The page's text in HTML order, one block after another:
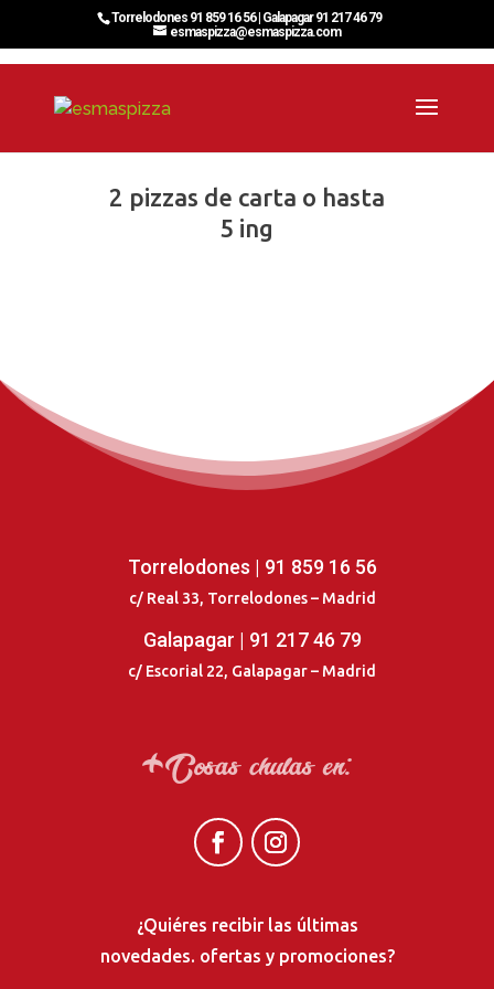
Torrelodones 91 859 16 56 | Galapagar 91 217 46 79
esmaspizza@esmaspizza.com
2 pizzas de carta o hasta
5 ing
Torrelodones | 91 859 16 56
c/ Real 33, Torrelodones – Madrid
Galapagar | 91 217 46 79
c/ Escorial 22, Galapagar – Madrid
+Cosas chulas en:
¿Quiéres recibir las últimas
novedades. ofertas y promociones?